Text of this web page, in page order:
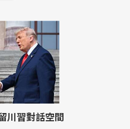
川習對話空間